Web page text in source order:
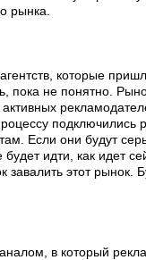
рынка.
которые
пока не понятно.
подключились
Если они будут
идти, как идет
этот рынок.
в который